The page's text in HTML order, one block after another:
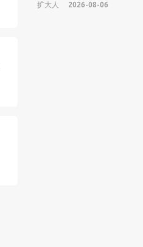
扩大人 2026-08-06